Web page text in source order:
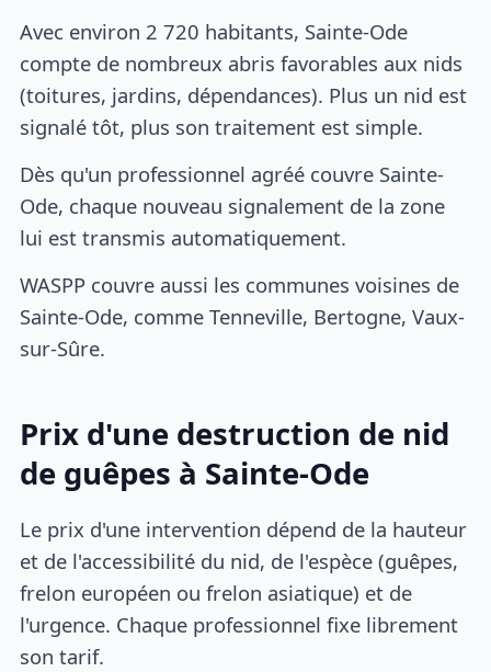
Avec environ 2 720 habitants, Sainte-Ode
compte de nombreux abris favorables aux nids
(toitures, jardins, dépendances). Plus un nid est
signalé tôt, plus son traitement est simple.
Dès qu'un professionnel agréé couvre Sainte-
Ode, chaque nouveau signalement de la zone
lui est transmis automatiquement.
WASPP couvre aussi les communes voisines de
Sainte-Ode, comme Tenneville, Bertogne, Vaux-
sur-Sûre.
Prix d'une destruction de nid
de guêpes à Sainte-Ode
Le prix d'une intervention dépend de la hauteur
et de l'accessibilité du nid, de l'espèce (guêpes,
frelon européen ou frelon asiatique) et de
l'urgence. Chaque professionnel fixe librement
son tarif.